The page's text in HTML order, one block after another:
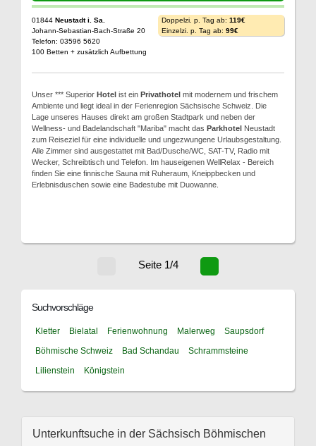
01844 Neustadt i. Sa.
Johann-Sebastian-Bach-Straße 20
Telefon: 03596 5620
100 Betten + zusätzlich Aufbettung
Doppelzi. p. Tag ab: 119€
Einzelzi. p. Tag ab: 99€
Unser *** Superior Hotel ist ein Privathotel mit modernem und frischem
Ambiente und liegt ideal in der Ferienregion Sächsische Schweiz. Die
Lage unseres Hauses direkt am großen Stadtpark und neben der
Wellness- und Badelandschaft "Mariba" macht das Parkhotel Neustadt
zum Reiseziel für eine individuelle und ungezwungene Urlaubsgestaltung.
Alle Zimmer sind ausgestattet mit Bad/Dusche/WC, SAT-TV, Radio mit
Wecker, Schreibtisch und Telefon. Im hauseigenen WellRelax - Bereich
finden Sie eine finnische Sauna mit Ruheraum, Kneippbecken und
Erlebnisduschen sowie eine Badestube mit Duowanne.
Seite 1/4
Suchvorschläge
Kletter Bielatal Ferienwohnung Malerweg
Saupsdorf
Böhmische Schweiz
Bad Schandau
Schrammsteine
Lilienstein
Königstein
Unterkunftsuche in der Sächsisch Böhmischen